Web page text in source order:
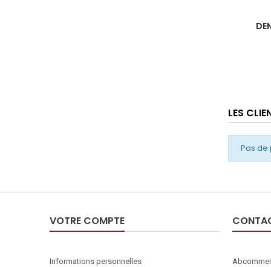
LES
Pas
VOTRE COMPTE
Informations personnelles